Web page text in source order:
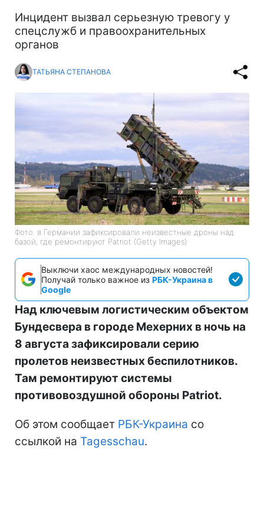
Инцидент вызвал серьезную тревогу у
спецслужб и правоохранительных
органов
ТАТЬЯНА СТЕПАНОВА
Фото: в Германии зафиксировали неизвестные дроны над
базой, где ремонтируют Patriot (Getty Images)
Выключи хаос международных новостей!
Получай только важное из РБК-Украина в
Google
Над ключевым логистическим объектом
Бундесвера в городе Мехерних в ночь на
8 августа зафиксировали серию
пролетов неизвестных беспилотников.
Там ремонтируют системы
противовоздушной обороны Patriot.
Об этом сообщает РБК-Украина со
ссылкой на Tagesschau.